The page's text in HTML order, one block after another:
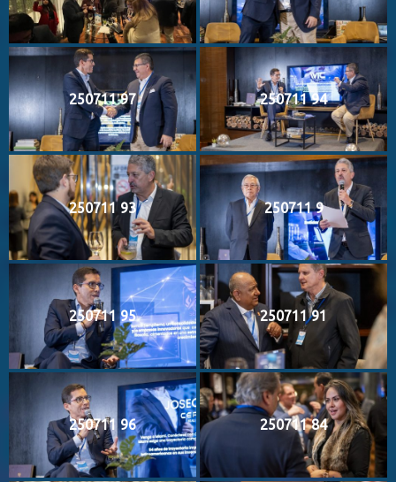
250711 97 250711 94
250711 93 250711 9
250711 95 250711 91
250711 96 250711 84